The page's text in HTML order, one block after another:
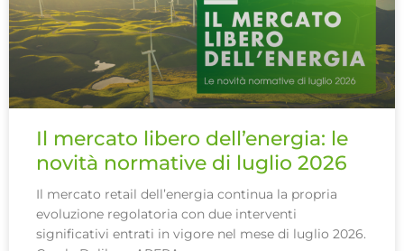
Il mercato libero dell’energia: le
novità normative di luglio 2026
Il mercato retail dell’energia continua la propria
evoluzione regolatoria con due interventi
significativi entrati in vigore nel mese di luglio 2026.